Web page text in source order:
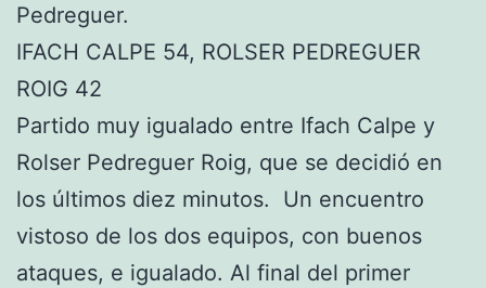
Pedreguer.
IFACH CALPE 54, ROLSER PEDREGUER
ROIG 42
Partido muy igualado entre Ifach Calpe y
Rolser Pedreguer Roig, que se decidió en
los últimos diez minutos. Un encuentro
vistoso de los dos equipos, con buenos
ataques, e igualado. Al final del primer